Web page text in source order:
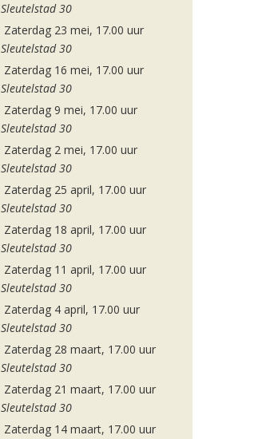
Sleutelstad 30
Zaterdag 23 mei, 17.00 uur
Sleutelstad 30
Zaterdag 16 mei, 17.00 uur
Sleutelstad 30
Zaterdag 9 mei, 17.00 uur
Sleutelstad 30
Zaterdag 2 mei, 17.00 uur
Sleutelstad 30
Zaterdag 25 april, 17.00 uur
Sleutelstad 30
Zaterdag 18 april, 17.00 uur
Sleutelstad 30
Zaterdag 11 april, 17.00 uur
Sleutelstad 30
Zaterdag 4 april, 17.00 uur
Sleutelstad 30
Zaterdag 28 maart, 17.00 uur
Sleutelstad 30
Zaterdag 21 maart, 17.00 uur
Sleutelstad 30
Zaterdag 14 maart, 17.00 uur